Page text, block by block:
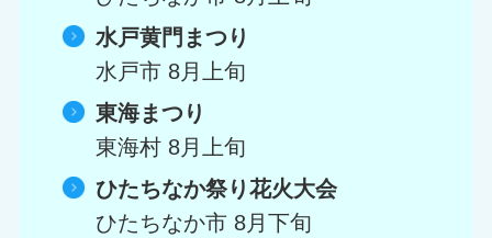
水戸黄門まつり
水戸市 8月上旬
東海まつり
東海村 8月上旬
ひたちなか祭り花火大会
ひたちなか市 8月下旬